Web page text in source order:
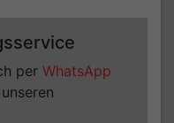
per WhatsApp